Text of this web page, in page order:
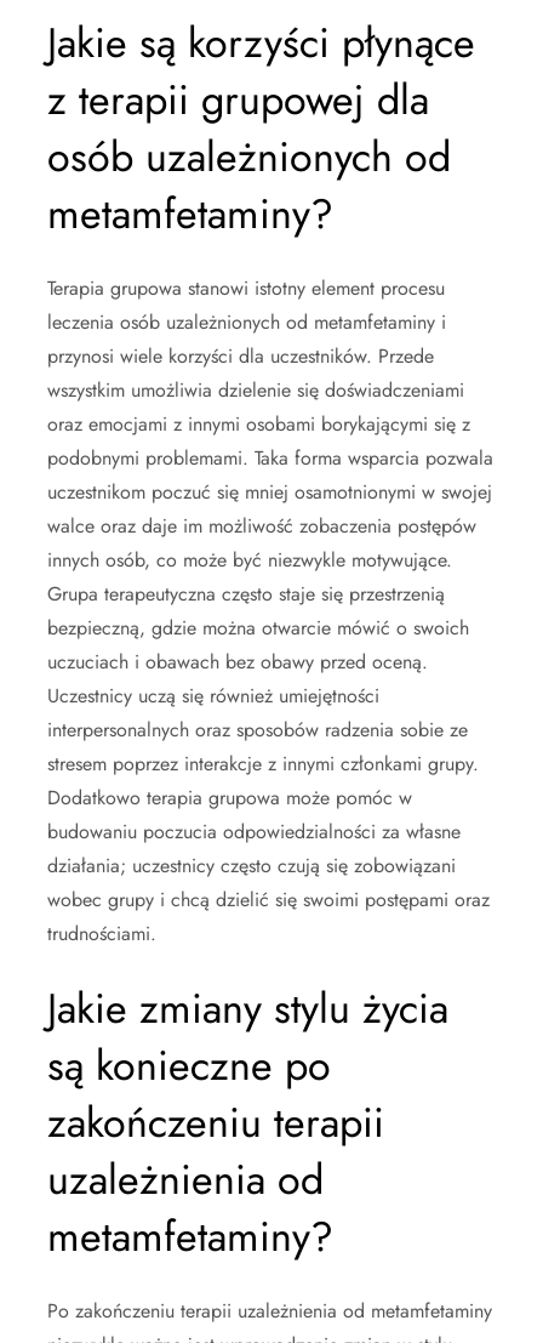
Jakie są korzyści płynące
z terapii grupowej dla
osób uzależnionych od
metamfetaminy?
Terapia grupowa stanowi istotny element procesu
leczenia osób uzależnionych od metamfetaminy i
przynosi wiele korzyści dla uczestników. Przede
wszystkim umożliwia dzielenie się doświadczeniami
oraz emocjami z innymi osobami borykającymi się z
podobnymi problemami. Taka forma wsparcia pozwala
uczestnikom poczuć się mniej osamotnionymi w swojej
walce oraz daje im możliwość zobaczenia postępów
innych osób, co może być niezwykle motywujące.
Grupa terapeutyczna często staje się przestrzenią
bezpieczną, gdzie można otwarcie mówić o swoich
uczuciach i obawach bez obawy przed oceną.
Uczestnicy uczą się również umiejętności
interpersonalnych oraz sposobów radzenia sobie ze
stresem poprzez interakcje z innymi członkami grupy.
Dodatkowo terapia grupowa może pomóc w
budowaniu poczucia odpowiedzialności za własne
działania; uczestnicy często czują się zobowiązani
wobec grupy i chcą dzielić się swoimi postępami oraz
trudnościami.
Jakie zmiany stylu życia
są konieczne po
zakończeniu terapii
uzależnienia od
metamfetaminy?
Po zakończeniu terapii uzależnienia od metamfetaminy